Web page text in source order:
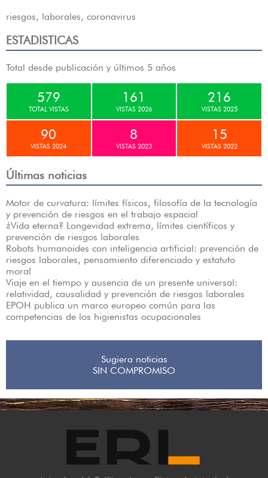
riesgos, laborales, coronavirus
ESTADISTICAS
Total desde publicación y últimos 5 años
579
TOTAL VISTAS
161
VISTAS 2026
216
VISTAS 2025
90
VISTAS 2024
8
VISTAS 2023
15
VISTAS 2022
Últimas noticias
Motor de curvatura: límites físicos, filosofía de la tecnología
y prevención de riesgos en el trabajo espacial
¿Vida eterna? Longevidad extrema, límites científicos y
prevención de riesgos laborales
Robots humanoides con inteligencia artificial: prevención de
riesgos laborales, pensamiento diferenciado y estatuto
moral
Viaje en el tiempo y ausencia de un presente universal:
relatividad, causalidad y prevención de riesgos laborales
EPOH publica un marco europeo común para las
competencias de los higienistas ocupacionales
Sugiera noticias
SIN COMPROMISO